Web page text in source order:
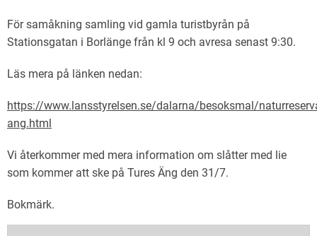
För samåkning samling vid gamla turistbyrån på
Stationsgatan i Borlänge från kl 9 och avresa senast 9:30.
Läs mera på länken nedan:
https://www.lansstyrelsen.se/dalarna/besoksmal/
ang.html
Vi återkommer med mera information om slåtter med lie
som kommer att ske på Tures Äng den 31/7.
Bokmärk.